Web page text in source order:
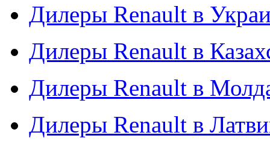
Дилеры Renault в
Дилеры Renault в
Дилеры Renault в
Дилеры Renault в